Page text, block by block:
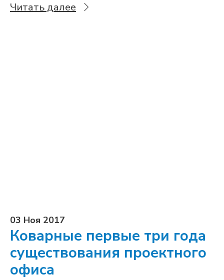
Читать далее
03 Ноя 2017
Коварные первые три года
существования проектного
офиса